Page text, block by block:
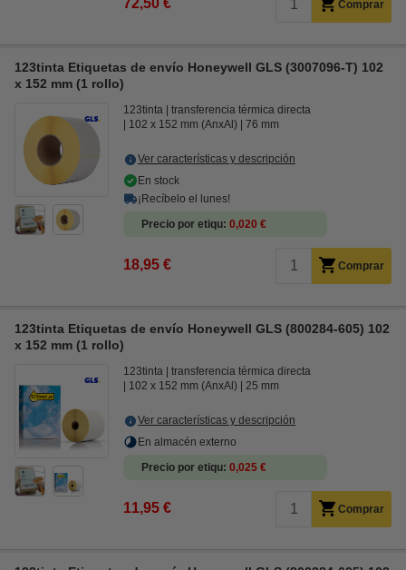
72,50 € Comprar
123tinta Etiquetas de envío Honeywell GLS (3007096-T) 102
x 152 mm (1 rollo)
123tinta
transferencia térmica directa
102 x 152 mm (AnxAl)
76 mm
Ver características y descripción
En stock
¡Recíbelo el lunes!
Precio por etiqu 0,020 €
18,95 € Comprar
123tinta Etiquetas de envío Honeywell GLS (800284-605) 102
x 152 mm (1 rollo)
123tinta
transferencia térmica directa
102 x 152 mm (AnxAl)
25 mm
Ver características y descripción
En almacén externo
Precio por etiqu 0,025 €
11,95 € Comprar